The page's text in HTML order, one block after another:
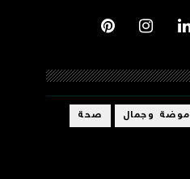
موضة وجمال صحة